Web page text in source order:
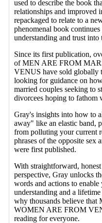
used to describe the book
relationships and improved
repackaged to relate to a
phenomenal book
understanding and trust into
Since its first publication,
of MEN ARE FROM
VENUS have sold globally
looking for guidance on
married couples seeking to
divorcees hoping to fathom
Gray's insights into how to
away" like an elastic band,
from polluting your current
phrases of the opposite sex
were first published.
With straightforward,
perspective, Gray unlocks
words and actions to
understanding and a
why thousands believe
WOMEN ARE FROM
reading for everyone.